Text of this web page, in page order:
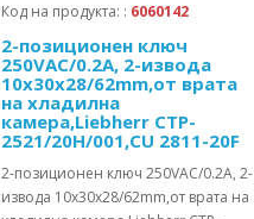
Код на продукта: : 6060142
2-позиционен ключ
250VAC/0.2A, 2-извода
10x30x28/62mm,от врата
на хладилна
камера,Liebherr CTP-
2521/20H/001,CU 2811-20F
2-позиционен ключ 250VAC/0.2A, 2-
извода 10x30x28/62mm,от врата на